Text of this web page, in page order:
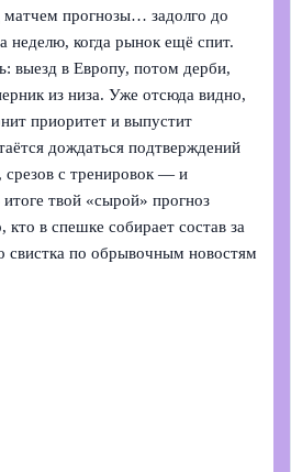
матчем прогнозы… задолго до
неделю, когда рынок ещё спит.
выезд в Европу, потом дерби,
из низа. Уже отсюда видно,
приоритет и выпустит
дождаться подтверждений
с тренировок — и
твой «сырой» прогноз
кто в спешке собирает состав за
свистка по обрывочным новостям